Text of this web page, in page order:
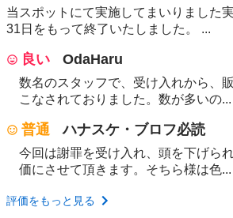
当スポットにて実施してまいりました
31日をもって終了いたしました。 ...
良い OdaHaru
数名のスタッフで、受け入れから、
こなされておりました。数が多いの...
普通 ハナスケ・ブロフ必読
今回は謝罪を受け入れ、頭を下げら
価にさせて頂きます。そちら様は色...
評価をもっと見る